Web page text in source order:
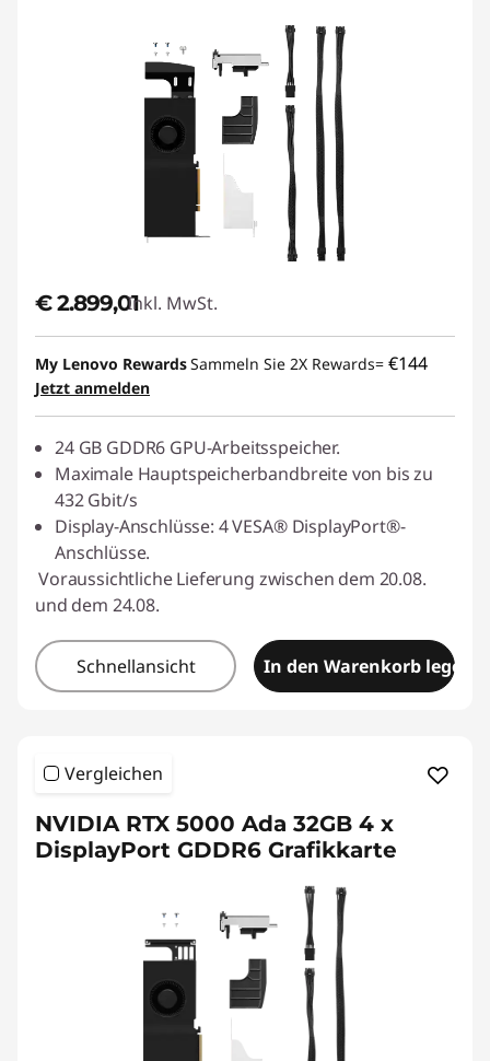
€ 2.899,01Inkl. MwSt.
My Lenovo RewardsSammeln Sie 2X Rewards= €144
Jetzt anmelden
24 GB GDDR6 GPU-Arbeitsspeicher.
Maximale Hauptspeicherbandbreite von bis zu
432 Gbit/s
Display-Anschlüsse: 4 VESA® DisplayPort®-
Anschlüsse.
Voraussichtliche Lieferung zwischen dem 20.08.
und dem 24.08.
Schnellansicht In den Warenkorb legen
Vergleichen
NVIDIA RTX 5000 Ada 32GB 4 x
DisplayPort GDDR6 Grafikkarte